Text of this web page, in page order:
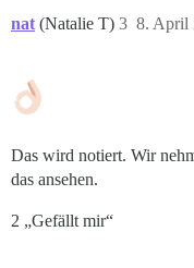
nat (Natalie T) 8. April
3
Das wird notiert. Wir
das ansehen.
2 „Gefällt mir“